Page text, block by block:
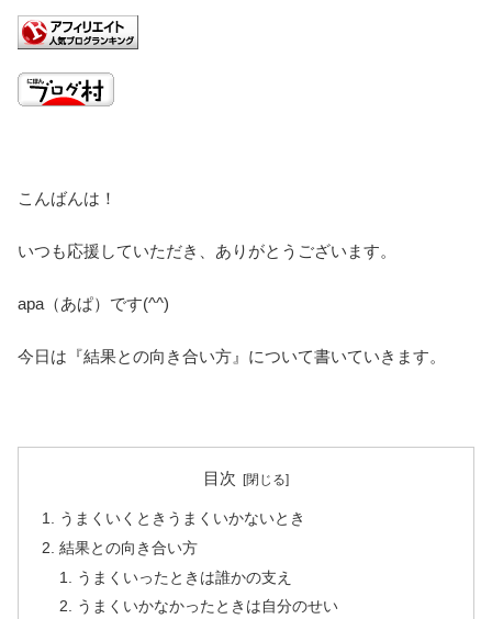
こんばんは！
いつも応援していただき、ありがとうございます。
apa（あぱ）です(^^)
今日は『結果との向き合い方』について書いていきます。
目次
うまくいくときうまくいかないとき
結果との向き合い方
うまくいったときは誰かの支え
うまくいかなかったときは自分のせい